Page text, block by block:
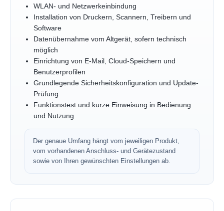
WLAN- und Netzwerkeinbindung
Installation von Druckern, Scannern, Treibern und
Software
Datenübernahme vom Altgerät, sofern technisch
möglich
Einrichtung von E-Mail, Cloud-Speichern und
Benutzerprofilen
Grundlegende Sicherheitskonfiguration und Update-
Prüfung
Funktionstest und kurze Einweisung in Bedienung
und Nutzung
Der genaue Umfang hängt vom jeweiligen Produkt,
vom vorhandenen Anschluss- und Gerätezustand
sowie von Ihren gewünschten Einstellungen ab.